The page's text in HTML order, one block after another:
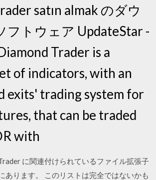
satın almak のダウ
フトウェア UpdateStar -
Trader is a
of indicators, with an
exits' trading system for
that can be traded
with
に関連付けられているファイル拡張子
あります。 このリストは完全ではないかも